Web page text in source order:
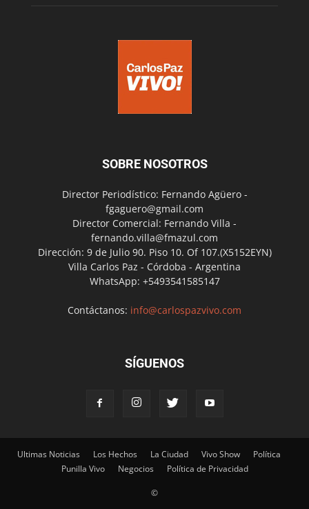
SOBRE NOSOTROS
Director Periodístico: Fernando Agüero -
fgaguero@gmail.com
Director Comercial: Fernando Villa -
fernando.villa@fmazul.com
Dirección: 9 de Julio 90. Piso 10. Of 107.(X5152EYN)
Villa Carlos Paz - Córdoba - Argentina
WhatsApp: +5493541585147
Contáctanos: info@carlospazvivo.com
SÍGUENOS
Ultimas Noticias Los Hechos La Ciudad Vivo Show
Política
Punilla Vivo
Negocios Política de Privacidad
©